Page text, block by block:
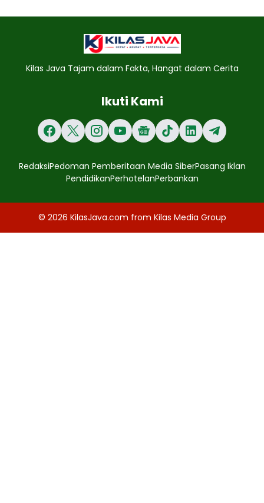
Kilas Java Tajam dalam Fakta, Hangat dalam Cerita
Ikuti Kami
RedaksiPedoman Pemberitaan Media SiberPasang Iklan
PendidikanPerhotelanPerbankan
© 2026 KilasJava.com from Kilas Media Group